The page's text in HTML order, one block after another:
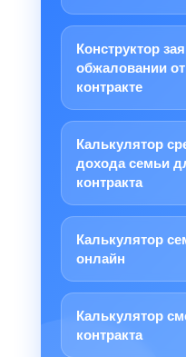
Конструктор
обжаловании
контракте
Калькулятор
дохода семьи
контракта
Калькулятор
онлайн
Калькулятор
контракта